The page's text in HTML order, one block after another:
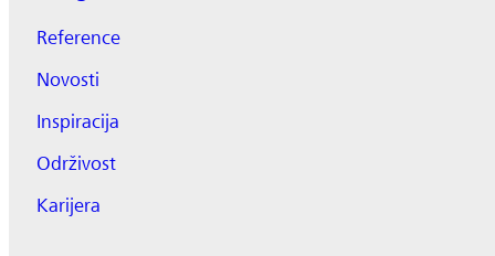
Reference
Novosti
Inspiracija
Održivost
Karijera